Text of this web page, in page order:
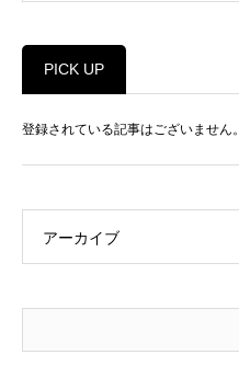
PICK UP
登録されている記事はございません。
アーカイブ